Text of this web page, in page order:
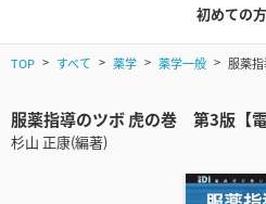
初めての
TOP すべて 薬学 薬学一般 服薬
服薬指導のツボ 虎の巻 第3版【電
杉山 正康(編著)